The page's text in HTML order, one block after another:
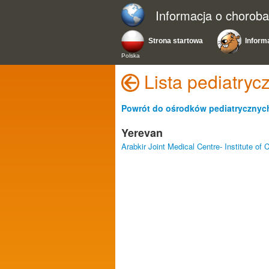
Informacja o
Strona startowa
Polska
Lista
Powrót do ośrodków
Yerevan
Arabkir Joint Medical Centre- Institute of